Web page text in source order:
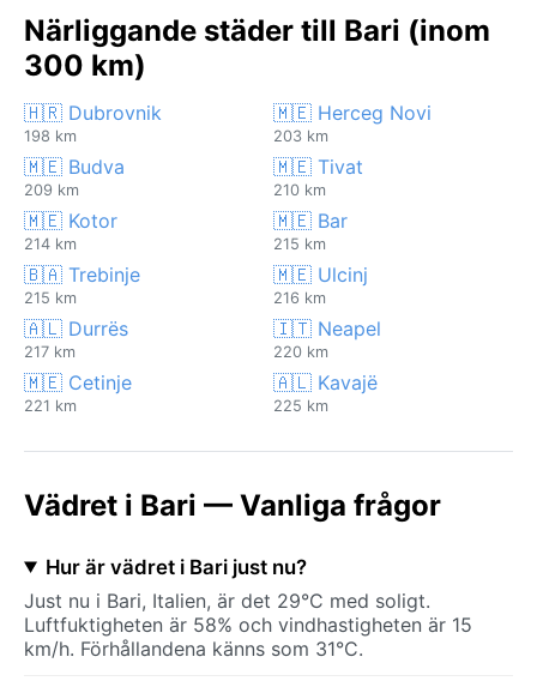
Närliggande städer till Bari (inom
300 km)
🇭🇷 Dubrovnik
198 km
🇲🇪 Herceg Novi
203 km
🇲🇪 Budva
209 km
🇲🇪 Tivat
210 km
🇲🇪 Kotor
214 km
🇲🇪 Bar
215 km
🇧🇦 Trebinje
215 km
🇲🇪 Ulcinj
216 km
🇦🇱 Durrës
217 km
🇮🇹 Neapel
220 km
🇲🇪 Cetinje
221 km
🇦🇱 Kavajë
225 km
Vädret i Bari — Vanliga frågor
Hur är vädret i Bari just nu?
Just nu i Bari, Italien, är det 29°C med soligt.
Luftfuktigheten är 58% och vindhastigheten är 15
km/h. Förhållandena känns som 31°C.